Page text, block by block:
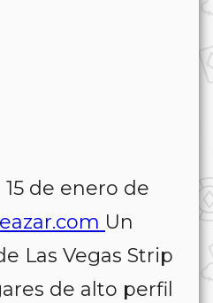
de enero de
Un
Las Vegas Strip
de alto perfil